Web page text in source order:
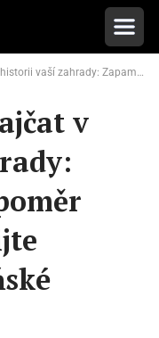
si poměr 13:13:40 a použijte obyčejné kuchyňské droždí
v